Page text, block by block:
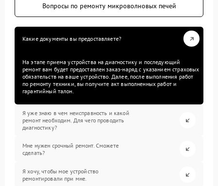
Вопросы по ремонту микроволновых печей
Какие документы вы предоставляете?
На этапе приема устройства на диагностику и последующий
ремонт вам будет предоставлен заказ-наряд с указанием страховых
обязательств на ваше устройство. Далее, после выполнения работ
по ремонту техники, вы получите акт выполненных работ и
гарантийный талон.
Я уже знаю в чем неисправность и какой
ремонт необходим. Для чего проводить
диагностику?
Мне нужен срочный ремонт. Сможете
сделать?
Я хочу, чтобы мое устройство
ремонтировали при мне.